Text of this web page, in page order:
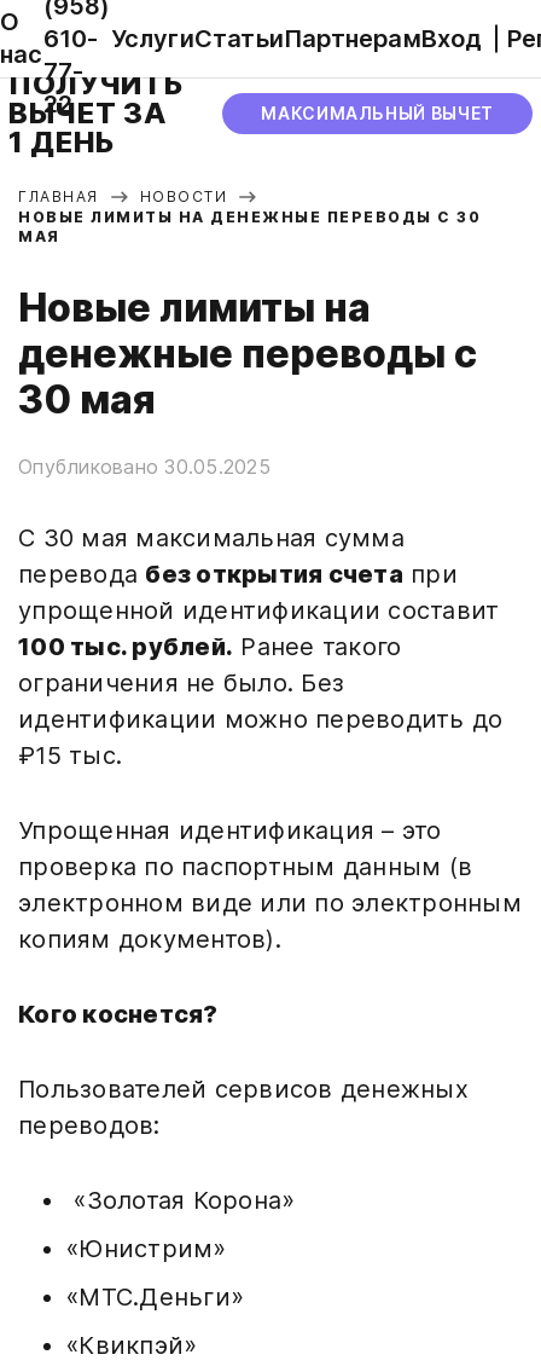
О
нас
610-
77-
22
УслугиСтатьиПартнерамВход
ПОЛУЧИТЬ
ВЫЧЕТ ЗА
1 ДЕНЬ
МАКСИМАЛЬНЫЙ ВЫЧЕТ
ГЛАВНАЯ
НОВОСТИ
НОВЫЕ ЛИМИТЫ НА ДЕНЕЖНЫЕ ПЕРЕВОДЫ С 30
МАЯ
Новые лимиты на
денежные переводы с
30 мая
Опубликовано 30.05.2025
С 30 мая максимальная сумма
перевода без открытия счета при
упрощенной идентификации составит
100 тыс. рублей. Ранее такого
ограничения не было. Без
идентификации можно переводить до
₽15 тыс.
Упрощенная идентификация – это
проверка по паспортным данным (в
электронном виде или по электронным
копиям документов).
Кого коснется?
Пользователей сервисов денежных
переводов:
«Золотая Корона»
«Юнистрим»
«МТС.Деньги»
«Квикпэй»